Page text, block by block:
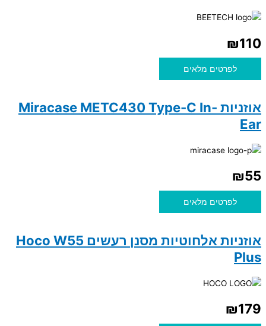
₪110
לפרטים מלאים
אוזניות Miracase METC430 Type-C In-
Ear
₪55
לפרטים מלאים
אוזניות אלחוטיות מסנן רעשים Hoco W55
Plus
₪179